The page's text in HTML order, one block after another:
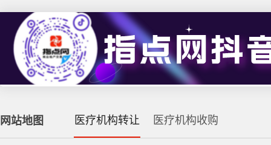
网站地图 医疗机构转让 医疗机构收购